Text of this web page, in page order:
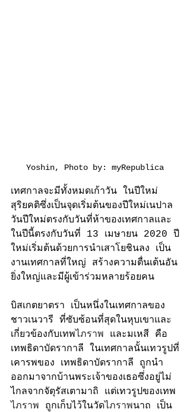
Yoshin, Photo by: myRepublica
เทศกาลจะมีทั้งหมดเก้าวัน ในปีใหม่
สุริยคติซึ่งเป็นจุดเริ่มต้นของปีใหม่เนปาล
วันปีใหม่ตรงกับวันที่ห้าของเทศกาลและ
ในปีนี้ตรงกับวันที่ 13 เมษายน 2020 ปี
ใหม่เริ่มต้นด้วยการนำเสาโยชินลง เป็น
งานเทศกาลที่ใหญ่ สร้างความตื่นเต้นอัน
ยิ่งใหญ่และมีผู้เข้าร่วมหลายร้อยคน
บิสเกตยาตรา เป็นหนึ่งในเทศกาลของ
ชาวเนวารี ที่ซับซ้อนที่สุดในหุบเขาและ
เกี่ยวข้องกับเทพไภราพ
​​และมเหสี คือ
เทพธิดาบัดรากาลี ในเทศกาลนั้นเทวรูปที่
เคารพของ เทพธิดาบัดรากาลี ถูกนำ
ออกมาจากบ้านพระเจ้าของเธอซึ่งอยู่ไม่
ไกลจากจัตุรัสเตามาถิ แต่เทวรูปของเทพ
ไภราพ ​​ถูกเก็บไว้ในวัดไภราพนาถ เป็น